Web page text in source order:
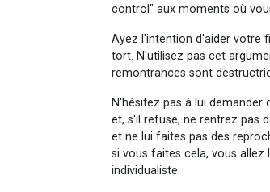
control" aux moments où
Ayez l'intention d'aider votre
tort. N'utilisez pas cet
remontrances sont
N'hésitez pas à lui
et, s'il refuse, ne rentrez pas
et ne lui faites pas des
si vous faites cela, vous
individualiste.